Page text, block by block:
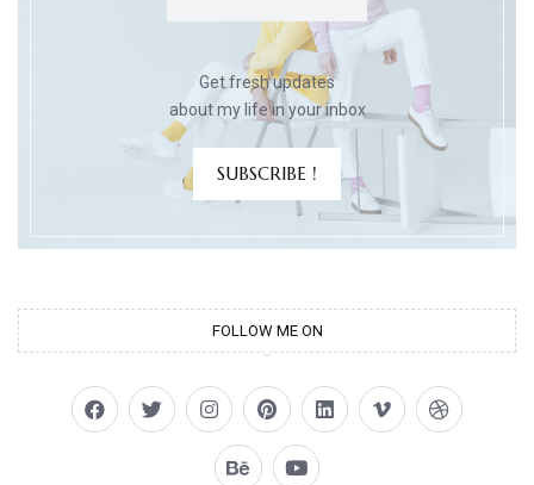
Get fresh updates
about my life in your inbox
SUBSCRIBE !
FOLLOW ME ON